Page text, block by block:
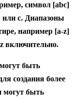
символ [abc]
или c. Диапазоны
например [a-z]
включительно.
быть
создания более
быть